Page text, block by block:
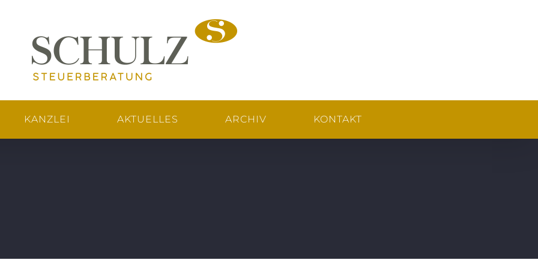
KANZLEI AKTUELLES ARCHIV KONTAKT